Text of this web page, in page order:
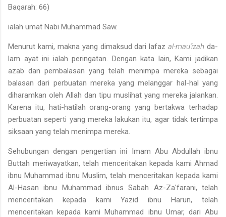
Baqarah: 66)
ialah umat Nabi Muhammad Saw.
Menurut kami, makna yang dimaksud dari lafazal-mau'izah da­
lam ayat ini ialah peringatan. Dengan kata lain, Kami jadikan
azab dan pembalasan yang telah menimpa mereka sebagai
balasan dari perbuatan mereka yang melanggar hal-hal yang
diharamkan oleh Allah dan tipu muslihat yang mereka jalankan.
Karena itu, hati-hati­lah orang-orang yang bertakwa terhadap
perbuatan seperti yang mere­ka lakukan itu, agar tidak tertimpa
siksaan yang telah menimpa mereka.
Sehubungan dengan pengertian ini Imam Abu Abdullah ibnu
Buttah meriwayatkan, telah menceritakan kepada kami Ahmad
ibnu Muhammad ibnu Muslim, telah menceritakan kepada kami
Al-Hasan ibnu Muhammad ibnus Sabah Az-Za'farani, telah
menceritakan kepa­da kami Yazid ibnu Harun, telah
menceritakan kepada kami Muham­mad ibnu Umar, dari Abu